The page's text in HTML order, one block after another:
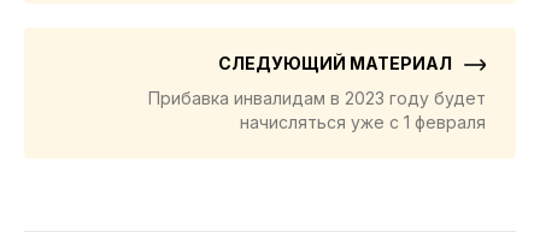
СЛЕДУЮЩИЙ МАТЕРИАЛ
Прибавка инвалидам в 2023 году будет
начисляться уже с 1 февраля